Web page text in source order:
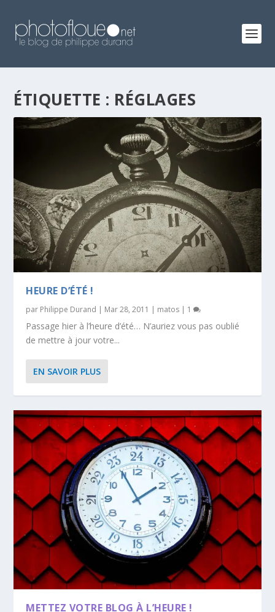
ÉTIQUETTE : RÉGLAGES
HEURE D’ÉTÉ !
par Philippe Durand | Mar 28, 2011 | matos | 1
Passage hier à l’heure d’été… N’auriez vous pas oublié
de mettre à jour votre...
EN SAVOIR PLUS
METTEZ VOTRE BLOG À L’HEURE !